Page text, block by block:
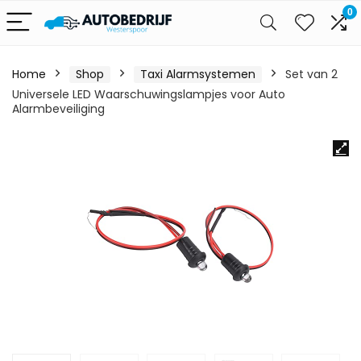
0
Home Shop Taxi Alarmsystemen
Set van 2
Universele LED Waarschuwingslampjes voor Auto
Alarmbeveiliging